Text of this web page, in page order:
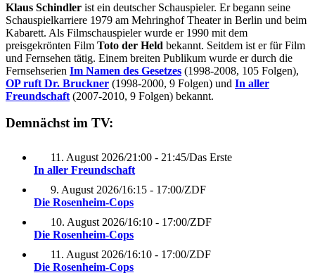
Klaus Schindler ist ein deutscher Schauspieler. Er begann seine
Schauspielkarriere 1979 am Mehringhof Theater in Berlin und beim
Kabarett. Als Filmschauspieler wurde er 1990 mit dem
preisgekrönten Film Toto der Held bekannt. Seitdem ist er für Film
und Fernsehen tätig. Einem breiten Publikum wurde er durch die
Fernsehserien Im Namen des Gesetzes (1998-2008, 105 Folgen),
OP ruft Dr. Bruckner (1998-2000, 9 Folgen) und In aller
Freundschaft (2007-2010, 9 Folgen) bekannt.
Demnächst im TV:
11. August 2026/21:00 - 21:45/Das Erste
In aller Freundschaft
9. August 2026/16:15 - 17:00/ZDF
Die Rosenheim-Cops
10. August 2026/16:10 - 17:00/ZDF
Die Rosenheim-Cops
11. August 2026/16:10 - 17:00/ZDF
Die Rosenheim-Cops